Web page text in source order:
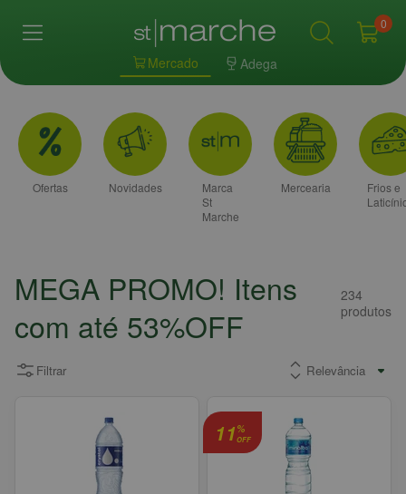
Mercado Adega
0
Ofertas Novidades
Marca
St
Marche
Mercearia
Frios e
MEGA PROMO! Itens
com até 53%OFF
234
produtos
Filtrar
11 %
OFF